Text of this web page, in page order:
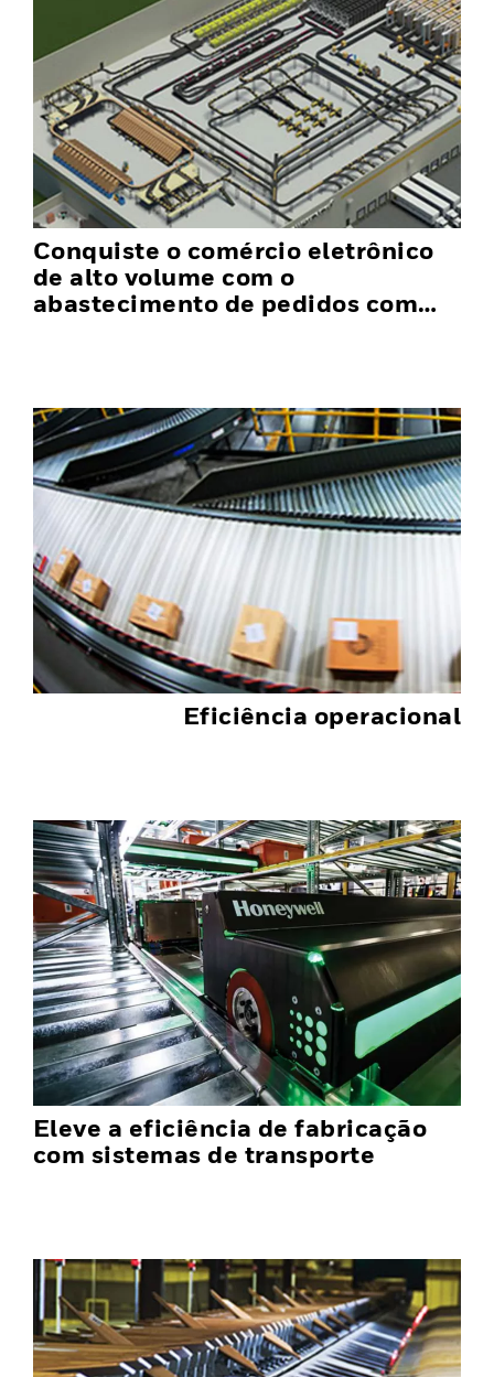
Conquiste o comércio eletrônico
de alto volume com o
abastecimento de pedidos com
Eficiência operacional
Eleve a eficiência de fabricação
com sistemas de transporte